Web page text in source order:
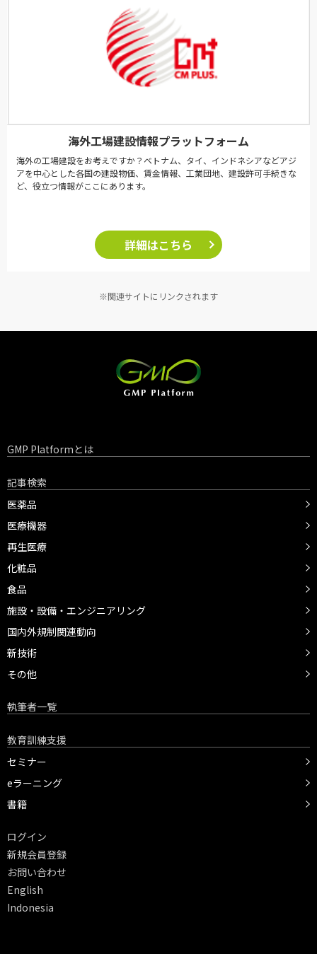
海外工場建設情報プラットフォーム
海外の工場建設をお考えですか？ベトナム、タイ、インドネシアなどアジ
アを中心とした各国の建設物価、賃金情報、工業団地、建設許可手続きな
ど、役立つ情報がここにあります。
詳細はこちら
※関連サイトにリンクされます
GMP Platformとは
記事検索
医薬品
医療機器
再生医療
化粧品
食品
施設・設備・エンジニアリング
国内外規制関連動向
新技術
その他
執筆者一覧
教育訓練支援
セミナー
eラーニング
書籍
ログイン
新規会員登録
お問い合わせ
English
Indonesia